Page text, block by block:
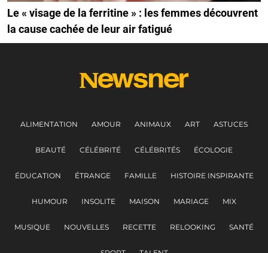
Le « visage de la ferritine » : les femmes découvrent
la cause cachée de leur air fatigué
ALIMENTATION AMOUR ANIMAUX ART ASTUCES
BEAUTÉ CÉLÉBRITÉ CÉLÉBRITÉS ÉCOLOGIE
ÉDUCATION ÉTRANGE FAMILLE HISTOIRE INSPIRANTE
HUMOUR INSOLITE MAISON MARIAGE MIX
MUSIQUE NOUVELLES RECETTE RELOOKING SANTÉ